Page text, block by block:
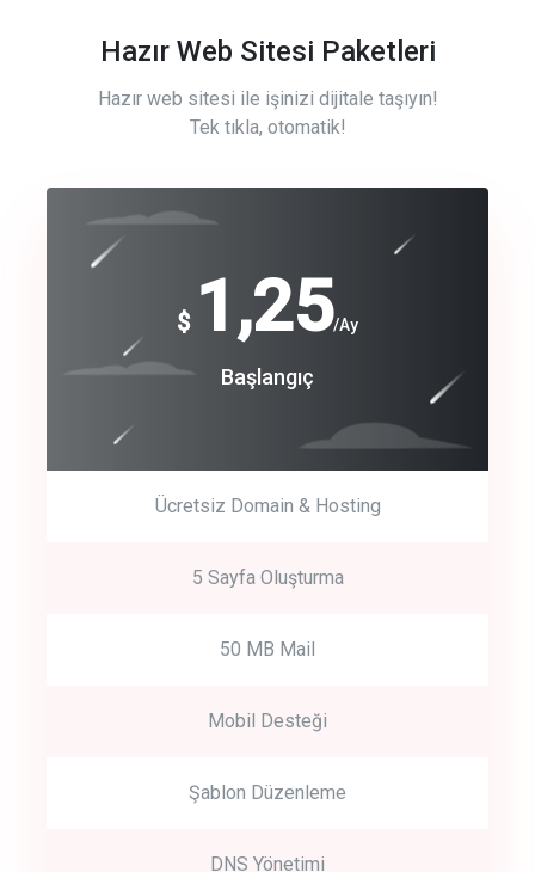
Hazır Web Sitesi Paketleri
Hazır web sitesi ile işinizi dijitale taşıyın!
Tek tıkla, otomatik!
$ 1,25/Ay
Başlangıç
Ücretsiz Domain & Hosting
5 Sayfa Oluşturma
50 MB Mail
Mobil Desteği
Şablon Düzenleme
DNS Yönetimi
Free
Basic